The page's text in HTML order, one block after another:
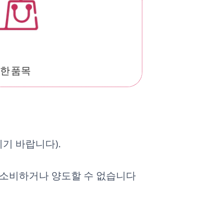
품목
바랍니다).
비하거나 양도할 수 없습니다